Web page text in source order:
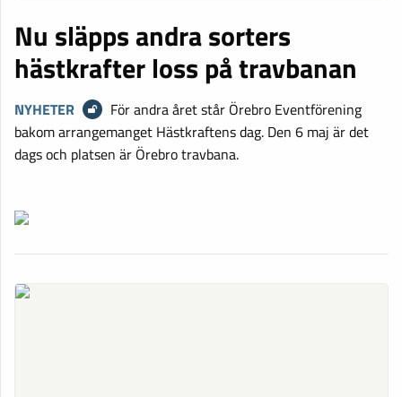
Nu släpps andra sorters
hästkrafter loss på travbanan
NYHETER
För andra året står Örebro Eventförening
bakom arrangemanget Hästkraftens dag. Den 6 maj är det
dags och platsen är Örebro travbana.